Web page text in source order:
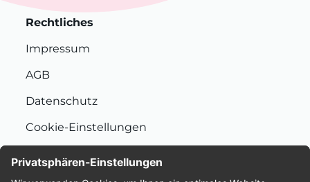
Rechtliches
Impressum
AGB
Datenschutz
Cookie-Einstellungen